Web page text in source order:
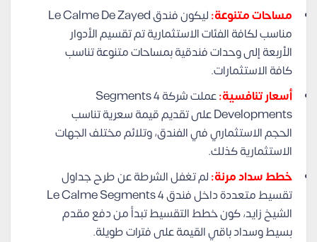
مساحات متنوعة:
ليكون فندق Le Calme De Zayed
مناسب لكافة الفئات الاستثمارية تم تقسيم الأدوار
الأربعة إلى وحدات فندقية بمساحات متنوعة تناسب
كافة الاستثمارات.
أسعار تنافسية:
عملت شركة Segments 4
Developments على تقديم قيمة سعرية تناسب
الحجم الاستثماري في الفندق، وتلائم مختلف الجهات
الاستثمارية كذلك.
خطط سداد مرنة:لم تغفل الشرطة عن طرح جداول
تقسيط متعددة داخل فندق Le Calme Segments 4
الشيخ زايد، كون خطط التقسيط تبدأ من دفع مقدم
بسيط وسداد باقي القيمة على فترات طويلة.